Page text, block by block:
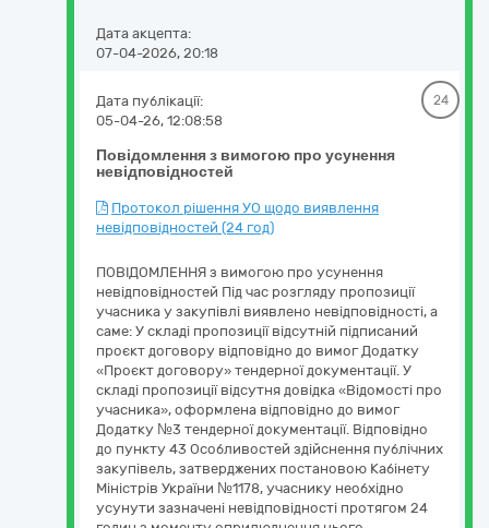
Дата акцепта:
07-04-2026, 20:18
Повідомлення з вимогою про усунення
невідповідностей
Дата публікації:
05-04-26, 12:08:58
24
Протокол рішення УО щодо виявлення
невідповідностей (24 год)
ПОВІДОМЛЕННЯ з вимогою про усунення
невідповідностей Під час розгляду пропозиції
учасника у закупівлі виявлено невідповідності, а
саме: У складі пропозиції відсутній підписаний
проєкт договору відповідно до вимог Додатку
«Проєкт договору» тендерної документації. У
складі пропозиції відсутня довідка «Відомості про
учасника», оформлена відповідно до вимог
Додатку №3 тендерної документації. Відповідно
до пункту 43 Особливостей здійснення публічних
закупівель, затверджених постановою Кабінету
Міністрів України №1178, учаснику необхідно
усунути зазначені невідповідності протягом 24